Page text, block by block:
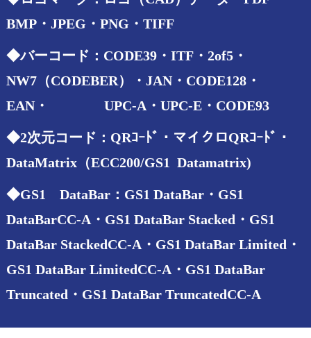
BMP・JPEG・PNG・TIFF
◆バーコード：CODE39・ITF・2of5・
NW7（CODEBER）・JAN・CODE128・
EAN・ UPC-A・UPC-E・CODE93
◆2次元コード：QRｺｰﾄﾞ・マイクロQRｺｰﾄﾞ・
DataMatrix（ECC200/GS1 Datamatrix)
◆GS1 DataBar：GS1 DataBar・GS1
DataBarCC-A・GS1 DataBar Stacked・GS1
DataBar StackedCC-A・GS1 DataBar Limited・
GS1 DataBar LimitedCC-A・GS1 DataBar
Truncated・GS1 DataBar TruncatedCC-A